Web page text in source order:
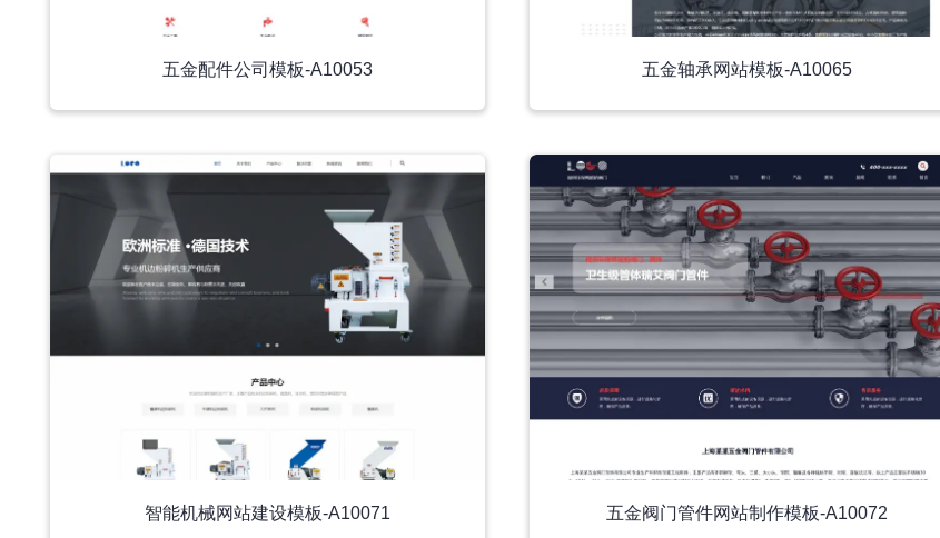
五金配件公司模板-A10053 五金轴承网站模板-A10065
智能机械网站建设模板-A10071 五金阀门管件网站制作模板-A10072